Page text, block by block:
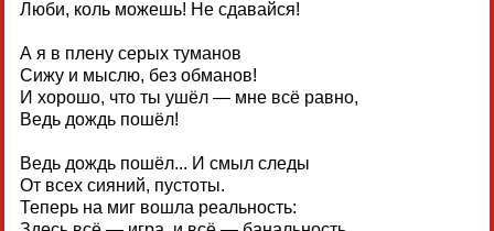
Люби, коль можешь! Не сдавайся!
А я в плену серых туманов
Сижу и мыслю, без обманов!
И хорошо, что ты ушёл — мне всё равно,
Ведь дождь пошёл!
Ведь дождь пошёл... И смыл следы
От всех сияний, пустоты.
Теперь на миг вошла реальность: